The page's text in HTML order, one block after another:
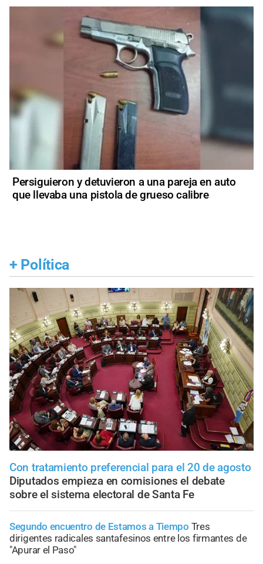
Persiguieron y detuvieron a una pareja en auto
que llevaba una pistola de grueso calibre
+ Política
Con tratamiento preferencial para el 20 de agosto
Diputados empieza en comisiones el debate
sobre el sistema electoral de Santa Fe
Segundo encuentro de Estamos a Tiempo Tres
dirigentes radicales santafesinos entre los firmantes de
"Apurar el Paso"